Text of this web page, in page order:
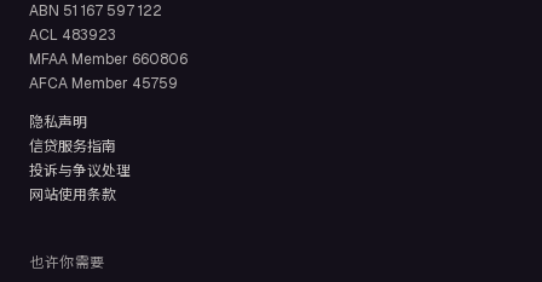
ABN 51 167 597 122
ACL 483923
MFAA Member 660806
AFCA Member 45759
隐私声明
信贷服务指南
投诉与争议处理
网站使用条款
也许你需要